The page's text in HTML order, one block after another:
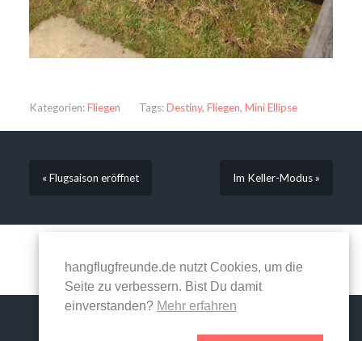
Kategorien:Fliegen Tags:Destiny, Fliegen, Mini Ellipse
« Flugsaison eröffnet Im Keller-Modus »
Kommentare sind geschlossen.
hangflugfreunde.de nutzt Cookies, um die
Seite zu verbessern. Bist Du damit
einverstanden? Mehr erfahren